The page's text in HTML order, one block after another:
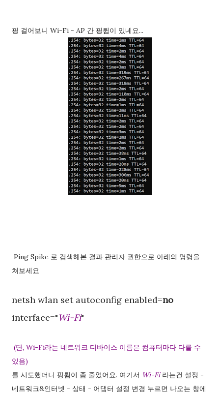
핑 걸어보니 Wi-Fi - AP 간 핑튐이 있네요...
Ping Spike 로 검색해본 결과 관리자 권한으로 아래의 명령을
쳐보세요
netsh wlan set autoconfig enabled=no
interface="Wi-Fi"
(단, Wi-Fi라는 네트워크 디바이스 이름은 컴퓨터마다 다를 수
있음)
를 시도했더니 핑튐이 좀 줄었어요. 여기서 Wi-Fi라는건 설정 -
네트워크&인터넷 - 상태 - 어댑터 설정 변경 누르면 나오는 창에